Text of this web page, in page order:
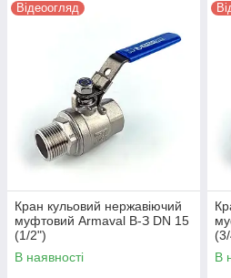
Відеоогляд
Кран кульовий нержавіючий
муфтовий Armaval В-З DN 15
(1/2")
В наявності
В